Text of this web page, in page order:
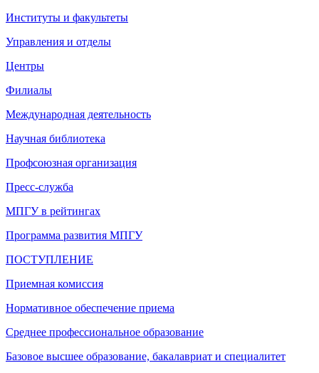
Институты и факультеты
Управления и отделы
Центры
Филиалы
Международная деятельность
Научная библиотека
Профсоюзная организация
Пресс-служба
МПГУ в рейтингах
Программа развития МПГУ
ПОСТУПЛЕНИЕ
Приемная комиссия
Нормативное обеспечение приема
Среднее профессиональное образование
Базовое высшее образование, бакалавриат и специалитет